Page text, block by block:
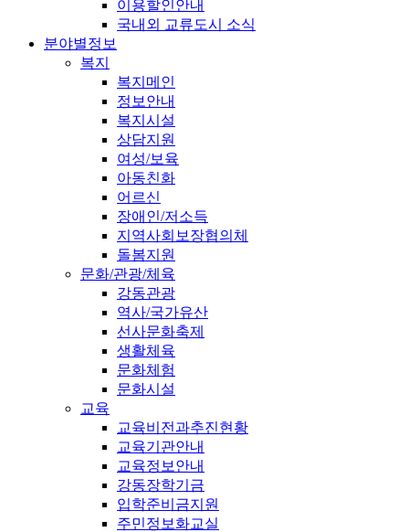
이용할인안내
국내외 교류도시 소식
분야별정보
복지
복지메인
정보안내
복지시설
상담지원
여성/보육
아동친화
어르신
장애인/저소득
지역사회보장협의체
돌봄지원
문화/관광/체육
강동관광
역사/국가유산
선사문화축제
생활체육
문화체험
문화시설
교육
교육비전과추진현황
교육기관안내
교육정보안내
강동장학기금
입학준비금지원
주민정보화교실